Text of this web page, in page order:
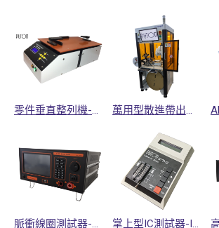
零件垂直整列機-VPA系列 萬用型散進帶出包裝轉換機
脈衝線圈測試器-ST系列 掌上型IC測試器-ICT系列